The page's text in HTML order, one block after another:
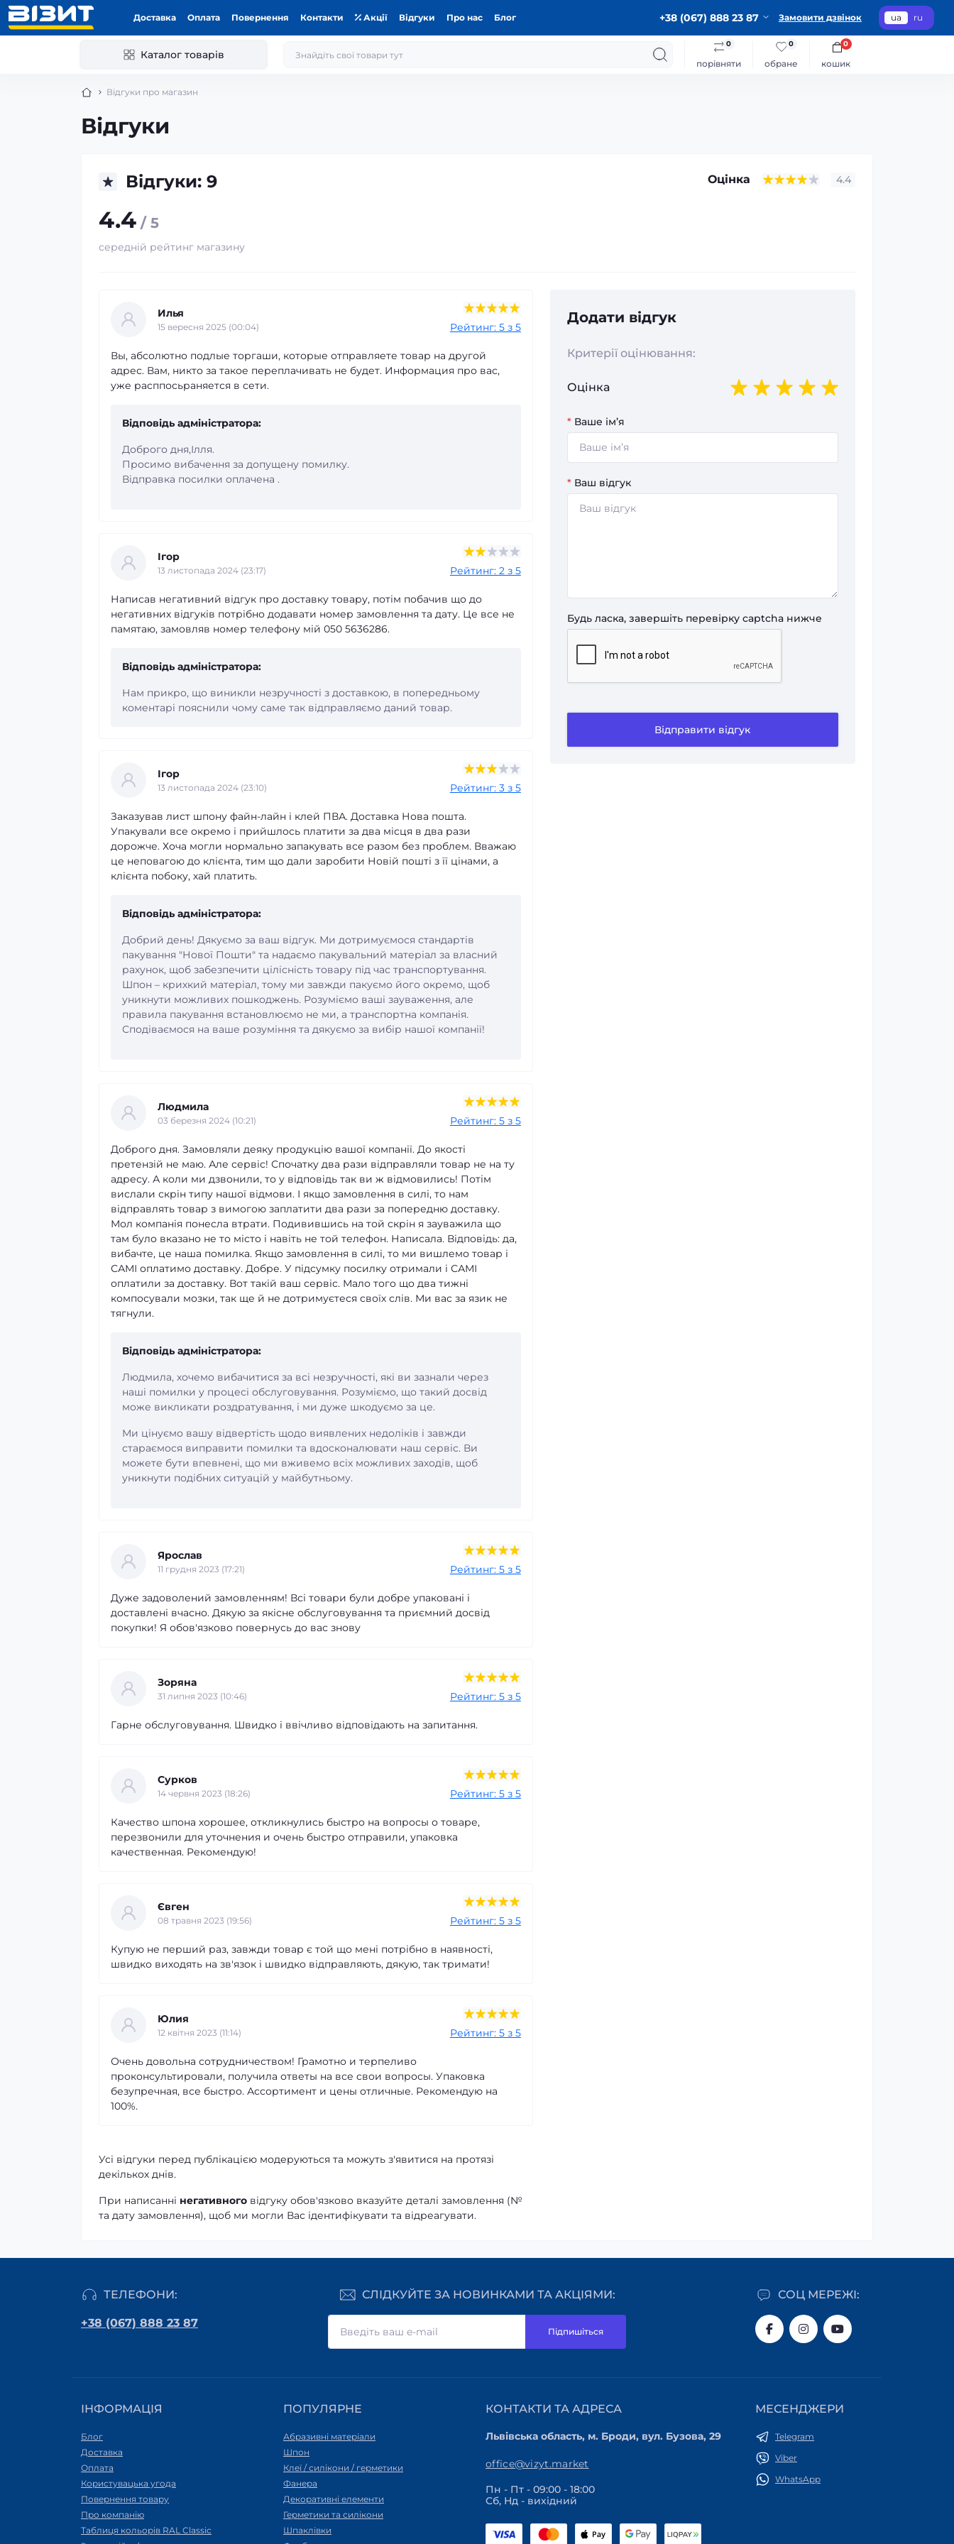
Доставка Оплата Повернення Контакти Акції Відгуки Про нас Блог +38 (067) 888 23 87 Замовити дзвінок ua ru
Каталог товарів
порівняти
0
обране
0
кошик
0
Відгуки про магазин
Відгуки
Відгуки: 9
4.4 / 5
середній рейтинг магазину
Оцінка 4.4
Илья
15 вересня 2025 (00:04) Рейтинг: 5 з 5
Вы, абсолютно подлые торгаши, которые отправляете товар на другой
адрес. Вам, никто за такое переплачивать не будет. Информация про вас,
уже расппосьраняется в сети.
Відповідь адміністратора:
Доброго дня,Ілля.
Просимо вибачення за допущену помилку.
Відправка посилки оплачена .
Ігор
13 листопада 2024 (23:17) Рейтинг: 2 з 5
Написав негативний відгук про доставку товару, потім побачив що до
негативних відгуків потрібно додавати номер замовлення та дату. Це все не
памятаю, замовляв номер телефону мій 050 5636286.
Відповідь адміністратора:
Нам прикро, що виникли незручності з доставкою, в попередньому
коментарі пояснили чому саме так відправляємо даний товар.
Ігор
13 листопада 2024 (23:10) Рейтинг: 3 з 5
Заказував лист шпону файн-лайн і клей ПВА. Доставка Нова пошта.
Упакували все окремо і прийшлось платити за два місця в два рази
дорожче. Хоча могли нормально запакувать все разом без проблем. Вважаю
це неповагою до клієнта, тим що дали заробити Новій пошті з її цінами, а
клієнта побоку, хай платить.
Відповідь адміністратора:
Добрий день! Дякуємо за ваш відгук. Ми дотримуємося стандартів
пакування "Нової Пошти" та надаємо пакувальний матеріал за власний
рахунок, щоб забезпечити цілісність товару під час транспортування.
Шпон – крихкий матеріал, тому ми завжди пакуємо його окремо, щоб
уникнути можливих пошкоджень. Розуміємо ваші зауваження, але
правила пакування встановлюємо не ми, а транспортна компанія.
Сподіваємося на ваше розуміння та дякуємо за вибір нашої компанії!
Людмила
03 березня 2024 (10:21) Рейтинг: 5 з 5
Доброго дня. Замовляли деяку продукцію вашої компанії. До якості
претензій не маю. Але сервіс! Спочатку два рази відправляли товар не на ту
адресу. А коли ми дзвонили, то у відповідь так ви ж відмовились! Потім
вислали скрін типу нашої відмови. І якщо замовлення в силі, то нам
відправлять товар з вимогою заплатити два рази за попередню доставку.
Мол компанія понесла втрати. Подивившись на той скрін я зауважила що
там було вказано не то місто і навіть не той телефон. Написала. Відповідь: да,
вибачте, це наша помилка. Якщо замовлення в силі, то ми вишлемо товар і
САМІ оплатимо доставку. Добре. У підсумку посилку отримали і САМІ
оплатили за доставку. Вот такій ваш сервіс. Мало того що два тижні
компосували мозки, так ще й не дотримуєтеся своїх слів. Ми вас за язик не
тягнули.
Відповідь адміністратора:
Людмила, хочемо вибачитися за всі незручності, які ви зазнали через
наші помилки у процесі обслуговування. Розуміємо, що такий досвід
може викликати роздратування, і ми дуже шкодуємо за це.
Ми цінуємо вашу відвертість щодо виявлених недоліків і завжди
стараємося виправити помилки та вдосконалювати наш сервіс. Ви
можете бути впевнені, що ми вживемо всіх можливих заходів, щоб
уникнути подібних ситуацій у майбутньому.
Ярослав
11 грудня 2023 (17:21) Рейтинг: 5 з 5
Дуже задоволений замовленням! Всі товари були добре упаковані і
доставлені вчасно. Дякую за якісне обслуговування та приємний досвід
покупки! Я обов'язково повернусь до вас знову
Зоряна
31 липня 2023 (10:46) Рейтинг: 5 з 5
Гарне обслуговування. Швидко і ввічливо відповідають на запитання.
Сурков
14 червня 2023 (18:26) Рейтинг: 5 з 5
Качество шпона хорошее, откликнулись быстро на вопросы о товаре,
перезвонили для уточнения и очень быстро отправили, упаковка
качественная. Рекомендую!
Євген
08 травня 2023 (19:56) Рейтинг: 5 з 5
Купую не перший раз, завжди товар є той що мені потрібно в наявності,
швидко виходять на зв'язок і швидко відправляють, дякую, так тримати!
Юлия
12 квітня 2023 (11:14) Рейтинг: 5 з 5
Очень довольна сотрудничеством! Грамотно и терпеливо
проконсультировали, получила ответы на все свои вопросы. Упаковка
безупречная, все быстро. Ассортимент и цены отличные. Рекомендую на
100%.
Усі відгуки перед публікацією модеруються та можуть з'явитися на протязі
декількох днів.
При написанні негативного відгуку обов'язково вказуйте деталі замовлення (№
та дату замовлення), щоб ми могли Вас ідентифікувати та відреагувати.
Додати відгук
Критерії оцінювання:
Оцінка
* Ваше ім’я
* Ваш відгук
Будь ласка, завершіть перевірку captcha нижче
Відправити відгук
ТЕЛЕФОНИ:
+38 (067) 888 23 87
СОЦ МЕРЕЖІ:
СЛІДКУЙТЕ ЗА НОВИНКАМИ ТА АКЦІЯМИ:
Підпишіться
ІНФОРМАЦІЯ
Блог
Доставка
Оплата
Користувацька угода
Повернення товару
Про компанію
Таблиця кольорів RAL Classic
ПОПУЛЯРНЕ
Абразивні матеріали
Шпон
Клеї / силікони / герметики
Фанера
Декоративні елементи
Герметики та силікони
Шпаклівки
КОНТАКТИ ТА АДРЕСА
Львівська область, м. Броди, вул. Бузова, 29
office@vizyt.market
Пн - Пт - 09:00 - 18:00
Сб, Нд - вихідний
МЕСЕНДЖЕРИ
Telegram
Viber
WhatsApp